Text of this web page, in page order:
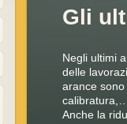
Gli
Negli ultimi
delle
arance
Anche la